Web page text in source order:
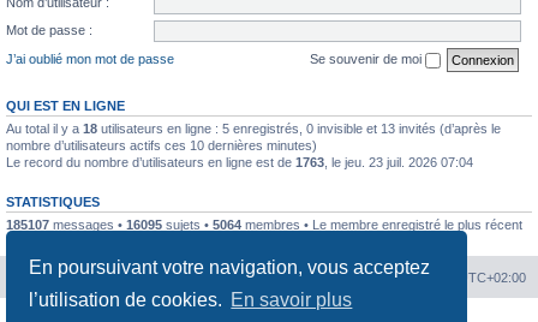
En poursuivant votre navigation, vous acceptez
l’utilisation de cookies. En savoir plus
Mot de passe :
J’ai oublié mon mot de passe
Se souvenir de moi
QUI EST EN LIGNE
Au total il y a 18 utilisateurs en ligne : 5 enregistrés, 0 invisible et 13 invités (d’après le
nombre d’utilisateurs actifs ces 10 dernières minutes)
Le record du nombre d’utilisateurs en ligne est de 1763 , le jeu. 23 juil. 2026 07:04
STATISTIQUES
185107 messages • 16095 sujets • 5064 membres • Le membre enregistré le plus récent
Portal Chiptuners.fr Heures au format UTC+02:00